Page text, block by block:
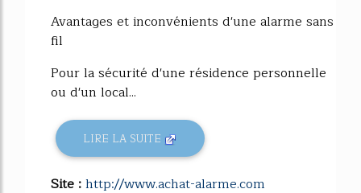
Avantages et inconvénients d'une alarme sans
fil
Pour la sécurité d'une résidence personnelle
ou d'un local...
LIRE LA SUITE
Site :http://www.achat-alarme.com